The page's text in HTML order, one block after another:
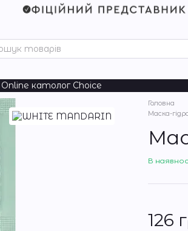
Online католог Choice
Головна
Маска-
В
126